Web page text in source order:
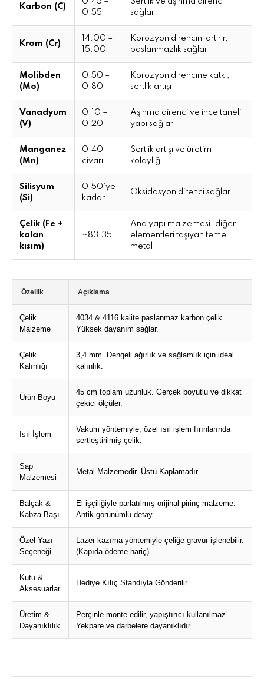
Karbon (C)
0.55
sağlar
Krom (Cr)
14.00 –
15.00
Korozyon direncini artırır,
paslanmazlık sağlar
Molibden
(Mo)
0.50 –
0.80
Korozyon direncine katkı,
sertlik artışı
Vanadyum
(V)
0.10 –
0.20
Aşınma direnci ve ince taneli
yapı sağlar
Manganez
(Mn)
0.40
civarı
Sertlik artışı ve üretim
kolaylığı
Silisyum
(Si)
0.50’ye
kadar
Oksidasyon direnci sağlar
Çelik (Fe +
kalan
kısım)
~83.35
Ana yapı malzemesi, diğer
elementleri taşıyan temel
metal
Özellik Açıklama
Çelik
Malzeme
4034 & 4116 kalite paslanmaz karbon çelik.
Yüksek dayanım sağlar.
Çelik
Kalınlığı
3,4 mm. Dengeli ağırlık ve sağlamlık için ideal
kalınlık.
Ürün Boyu
45 cm toplam uzunluk. Gerçek boyutlu ve dikkat
çekici ölçüler.
Isıl İşlem
Vakum yöntemiyle, özel ısıl işlem fırınlarında
sertleştirilmiş çelik.
Sap
Malzemesi
Metal Malzemedir. Üstü Kaplamadır.
Balçak &
Kabza Başı
El işçiliğiyle parlatılmış orijinal pirinç malzeme.
Antik görünümlü detay.
Özel Yazı
Seçeneği
Lazer kazıma yöntemiyle çeliğe gravür işlenebilir.
(Kapıda ödeme hariç)
Kutu &
Aksesuarlar
Hediye Kılıç Standıyla Gönderilir
Üretim &
Dayanıklılık
Perçinle monte edilir, yapıştırıcı kullanılmaz.
Yekpare ve darbelere dayanıklıdır.